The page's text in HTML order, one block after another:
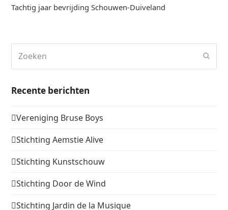
Tachtig jaar bevrijding Schouwen-Duiveland
Recente berichten
Vereniging Bruse Boys
Stichting Aemstie Alive
Stichting Kunstschouw
Stichting Door de Wind
Stichting Jardin de la Musique